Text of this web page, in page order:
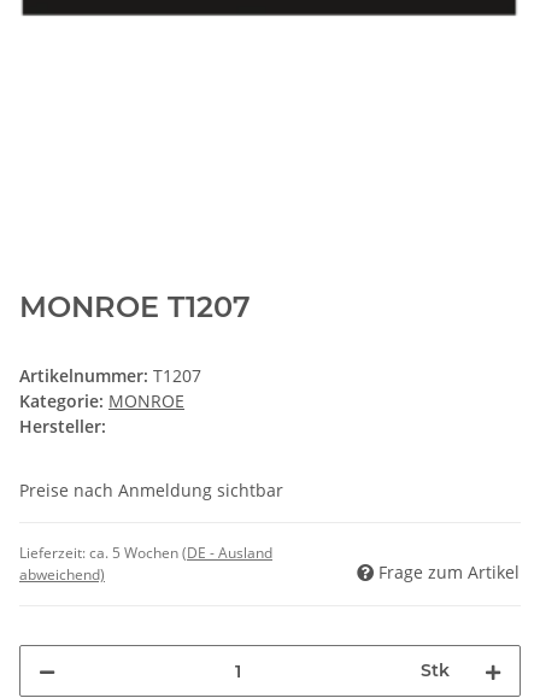
MONROE T1207
Artikelnummer: T1207
Kategorie: MONROE
Hersteller:
Preise nach Anmeldung sichtbar
Lieferzeit:ca. 5 Wochen(DE - Ausland
abweichend)
Frage zum Artikel
Stk